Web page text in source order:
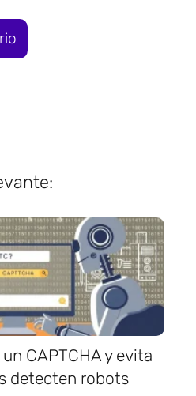
CAPTCHA y evita
detecten robots